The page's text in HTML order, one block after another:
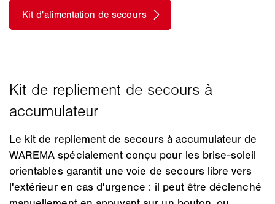
Le kit de repliement de secours à accumulateur de
WAREMA spécialement conçu pour les brise-soleil
orientables garantit une voie de secours libre vers
l'extérieur en cas d'urgence : il peut être déclenché